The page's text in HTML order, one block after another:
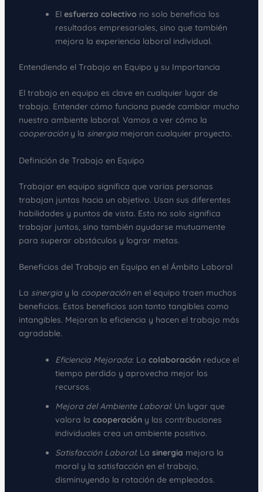
El esfuerzo colectivo no solo beneficia los
resultados empresariales, sino que también
mejora la experiencia laboral individual.
Entendiendo el Trabajo en Equipo y su Importancia
El trabajo en equipo es clave en cualquier lugar de
trabajo. Entender cómo funciona puede cambiar mucho
nuestro ambiente laboral. Vamos a ver cómo la
cooperacióny la sinergiamejoran cualquier proyecto.
Definición de Trabajo en Equipo
Trabajar en equipo significa que varias personas
trabajan juntas hacia un objetivo. Usan sus diferentes
habilidades y puntos de vista. Esto no solo significa
trabajar juntos, sino también ayudarse mutuamente
para superar obstáculos y lograr metas.
Beneficios del Trabajo en Equipo en el Ámbito Laboral
La sinergiay la cooperaciónen el equipo traen muchos
beneficios. Estos beneficios son tanto tangibles como
intangibles. Mejoran la eficiencia y hacen el trabajo más
agradable.
Eficiencia Mejorada: La colaboraciónreduce el
tiempo perdido y aprovecha mejor los
recursos.
Mejora del Ambiente Laboral: Un lugar que
valora la cooperacióny las contribuciones
individuales crea un ambiente positivo.
Satisfacción Laboral: La sinergia mejora la
moral y la satisfacción en el trabajo,
disminuyendo la rotación de empleados.